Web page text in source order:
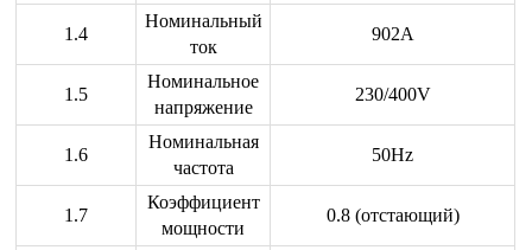
1.4
Номинальный
ток
902A
1.5
Номинальное
напряжение
230/400V
1.6
Номинальная
частота
50Hz
1.7
Коэффициент
мощности
0.8 (отстающий)